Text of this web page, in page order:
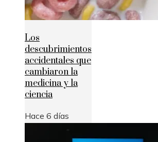
Los
descubrimientos
accidentales que
cambiaron la
medicina y la
ciencia
Hace 6 días